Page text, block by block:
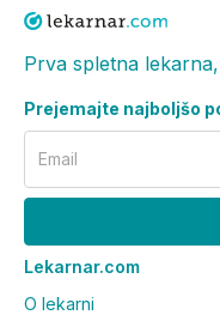
Neto teža: 72 g
Nutritivni dodatki
62,0 g.
Senzorioni
Ingver (Zingiber
hidroksipropilmetil
Analitske sestavine:
Prva spletna
Prejemajte najboljšo
Email
Lekarnar.com
O lekarni